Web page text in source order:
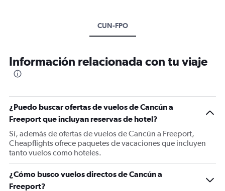
CUN-FPO
Información relacionada con tu viaje
¿Puedo buscar ofertas de vuelos de Cancún a
Freeport que incluyan reservas de hotel?
Sí, además de ofertas de vuelos de Cancún a Freeport,
Cheapflights ofrece paquetes de vacaciones que incluyen
tanto vuelos como hoteles.
¿Cómo busco vuelos directos de Cancún a
Freeport?